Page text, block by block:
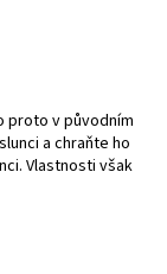
proto v původním
a chraňte ho
Vlastnosti však